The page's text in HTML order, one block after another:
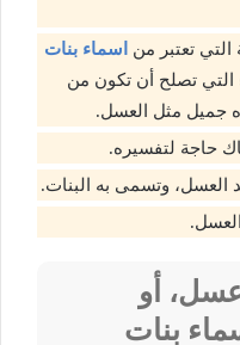
التي تعتبر من
اسماء بنات
التي تصلح أن تكون من
جميل مثل العسل.
حاجة لتفسيره.
العسل، وتسمى به البنات.
أو
بنات